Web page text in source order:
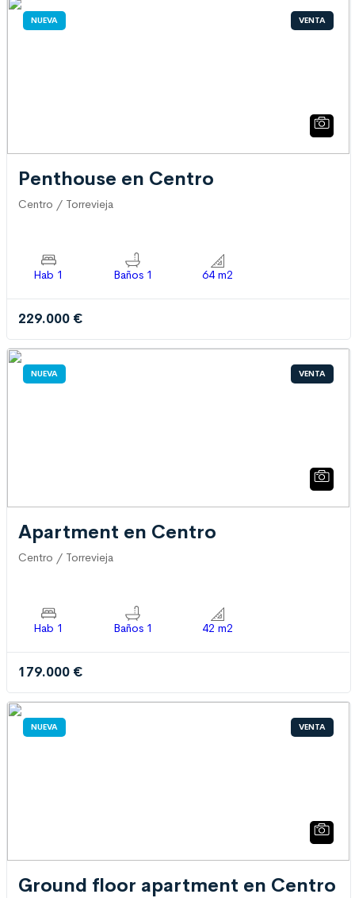
NUEVA VENTA
Penthouse en Centro
Centro / Torrevieja
Hab 1 Baños 1 64 m2
229.000 €
NUEVA VENTA
Apartment en Centro
Centro / Torrevieja
Hab 1 Baños 1 42 m2
179.000 €
NUEVA VENTA
Ground floor apartment en Centro